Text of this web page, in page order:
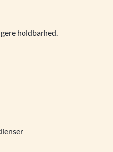
holdbarhed.